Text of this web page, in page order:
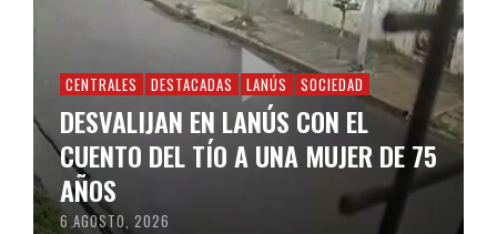
CENTRALES DESTACADAS LANÚS SOCIEDAD
DESVALIJAN EN LANÚS CON EL
CUENTO DEL TÍO A UNA MUJER DE 75
AÑOS
6 AGOSTO, 2026